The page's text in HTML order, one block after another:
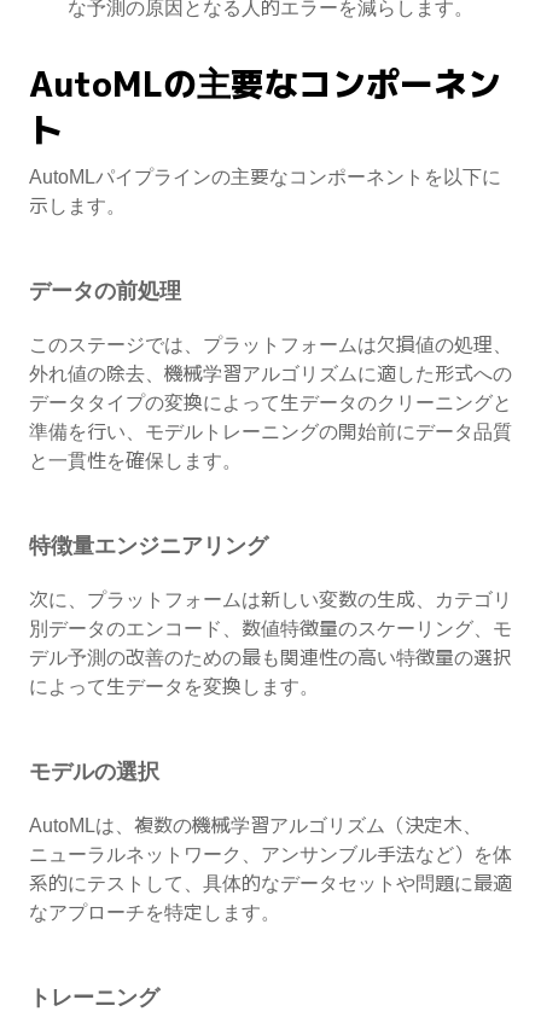
な予測の原因となる人的エラーを減らします。
AutoMLの主要なコンポーネン
ト
AutoMLパイプラインの主要なコンポーネントを以下に
示します。
データの前処理
このステージでは、プラットフォームは欠損値の処理、
外れ値の除去、機械学習アルゴリズムに適した形式への
データタイプの変換によって生データのクリーニングと
準備を行い、モデルトレーニングの開始前にデータ品質
と一貫性を確保します。
特徴量エンジニアリング
次に、プラットフォームは新しい変数の生成、カテゴリ
別データのエンコード、数値特徴量のスケーリング、モ
デル予測の改善のための最も関連性の高い特徴量の選択
によって生データを変換します。
モデルの選択
AutoMLは、複数の機械学習アルゴリズム（決定木、
ニューラルネットワーク、アンサンブル手法など）を体
系的にテストして、具体的なデータセットや問題に最適
なアプローチを特定します。
トレーニング